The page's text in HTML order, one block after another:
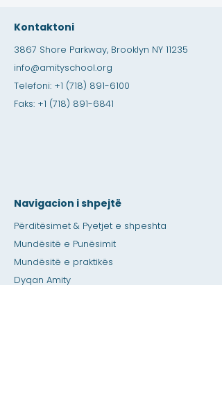
Kontaktoni
3867 Shore Parkway, Brooklyn NY 11235
info@amityschool.org
Telefoni: +1 (718) 891-6100
Faks: +1 (718) 891-6841
Navigacion i shpejtë
Përditësimet & Pyetjet e shpeshta
Mundësitë e Punësimit
Mundësitë e praktikës
Dyqan Amity